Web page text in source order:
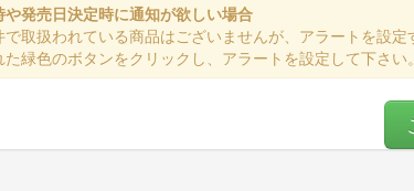
発売日決定時に通知が欲しい場合
取扱われている商品はございませんが、アラートを設
緑色のボタンをクリックし、アラートを設定して下さい。